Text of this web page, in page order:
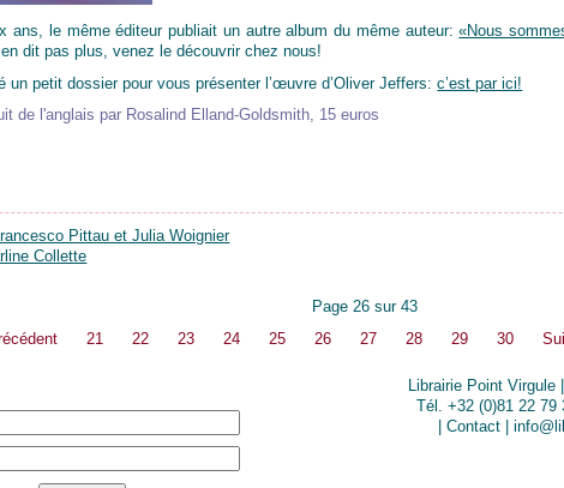
ans, le même éditeur publiait un autre album du même auteur:«Nous
dit pas plus, venez le découvrir chez nous!
un petit dossier pour vous présenter l’œuvre d’Oliver Jeffers:c’est par ici!
de l'anglais par Rosalind Elland-Goldsmith, 15 euros
Pittau et Julia Woignier
Collette
Page 26 sur 43
21 22 23 24 25 26 27 28 29 30
Librairie Point Virgule
Tél. +32 (0)81 22 79
Contact |